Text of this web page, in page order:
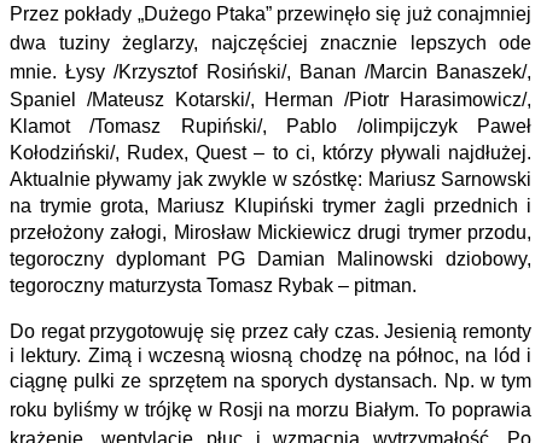
Przez pokłady „Dużego Ptaka” przewinęło się już conajmniej
dwa tuziny żeglarzy, najczęściej znacznie lepszych ode
mnie. Łysy /Krzysztof Rosiński/, Banan /Marcin Banaszek/,
Spaniel /Mateusz Kotarski/, Herman /Piotr Harasimowicz/,
Klamot /Tomasz Rupiński/, Pablo /olimpijczyk Paweł
Kołodziński/, Rudex, Quest – to ci, którzy pływali najdłużej.
Aktualnie pływamy jak zwykle w szóstkę: Mariusz Sarnowski
na trymie grota, Mariusz Klupiński trymer żagli przednich i
przełożonyzałogi, Mirosław Mickiewicz drugi trymer przodu,
tegoroczny dyplomant PG Damian Malinowski dziobowy,
tegoroczny maturzysta Tomasz Rybak – pitman.
Do regat przygotowuję się przez cały czas. Jesienią remonty
i lektury. Zimą i wczesną wiosną chodzę na północ, na lód i
ciągnę pulki ze sprzętem na sporych dystansach. Np. w tym
roku byliśmy w trójkę w Rosji na morzu Białym. To poprawia
krążenie, wentylację płuc i wzmacnia wytrzymałość. Po